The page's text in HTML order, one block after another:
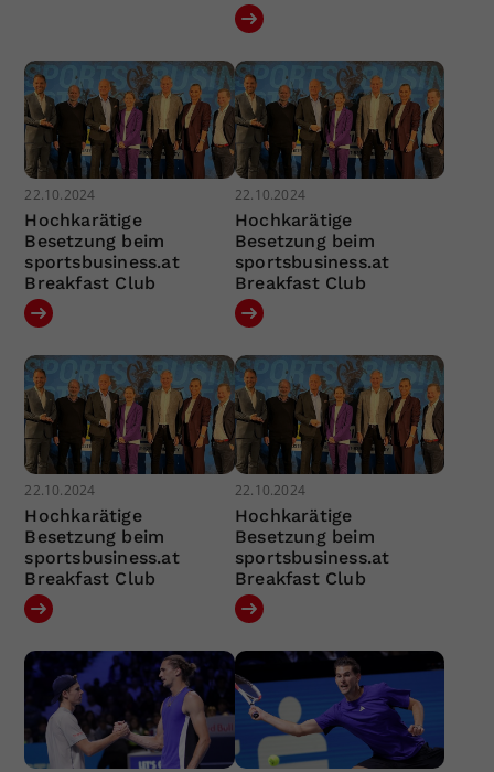
22.10.2024
Hochkarätige
Besetzung beim
sportsbusiness.at
Breakfast Club
22.10.2024
Hochkarätige
Besetzung beim
sportsbusiness.at
Breakfast Club
22.10.2024
Hochkarätige
Besetzung beim
sportsbusiness.at
Breakfast Club
22.10.2024
Hochkarätige
Besetzung beim
sportsbusiness.at
Breakfast Club